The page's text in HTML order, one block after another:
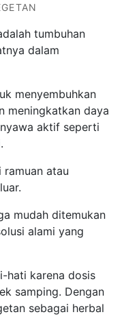
tumbuhan
dalam
menyembuhkan
meningkatkan daya
aktif seperti
ramuan atau
mudah ditemukan
alami yang
hati karena dosis
samping. Dengan
sebagai herbal